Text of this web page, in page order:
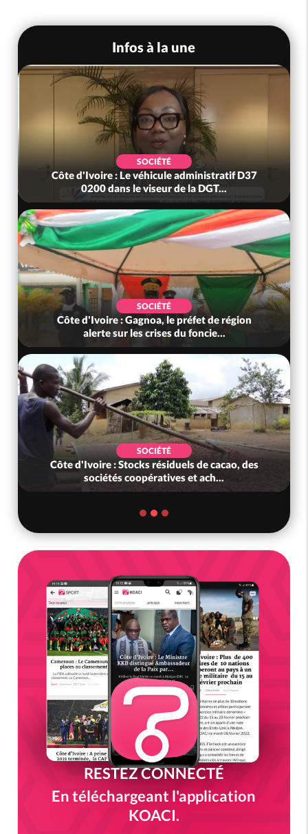
Infos à la une
SOCIÉTÉ
Côte d'Ivoire : Le véhicule administratif D37
0200 dans le viseur de la DGT...
SOCIÉTÉ
Côte d'Ivoire : Gagnoa, le préfet de région
alerte sur les crises du foncie...
SOCIÉTÉ
Côte d'Ivoire : Stocks résiduels de cacao, des
sociétés coopératives et ach...
RESTEZ CONNECTÉ
En téléchargeant l'application
KOACI.